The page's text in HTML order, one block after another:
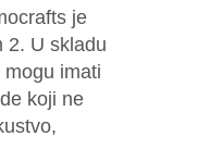
je
2. U skladu
imati
koji ne